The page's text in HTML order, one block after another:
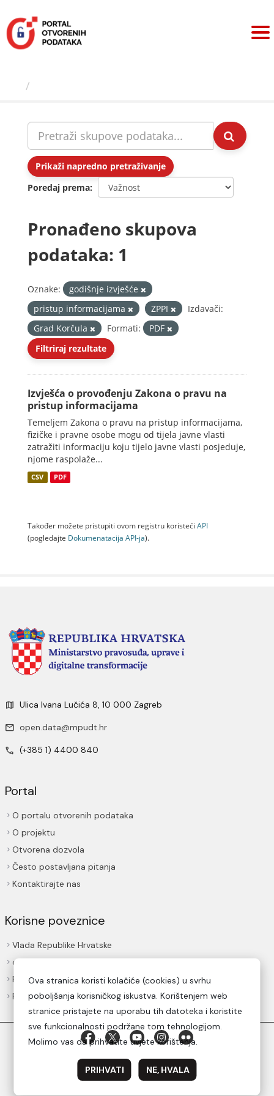
sadržaj
Prikaži napredno pretraživanje
Poredaj prema
Pronađeno skupova
podataka: 1
Oznake:
godišnje izvješće
pristup informacijama
ZPPI
Izdavači:
Grad Korčula
Formati:
PDF
Filtriraj rezultate
Izvješća o provođenju Zakona o pravu na
pristup informacijama
Temeljem Zakona o pravu na pristup informacijama,
fizičke i pravne osobe mogu od tijela javne vlasti
zatražiti informaciju koju tijelo javne vlasti posjeduje,
njome raspolaže...
CSV PDF
Također možete pristupiti ovom registru koristeći API
(pogledajte Dokumenаtаcijа API-jа).